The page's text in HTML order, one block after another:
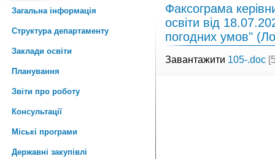
Загальна інформація
Структура департаменту
Заклади освіти
Планування
Звіти про роботу
Консультації
Міські програми
Державні закупівлі
Факсограма
освіти від
погодних умов"
Завантажити 105-.doc